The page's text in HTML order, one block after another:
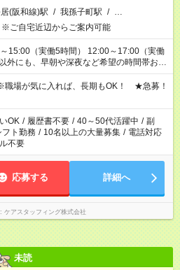
(阪和線)駅 / 我孫子町駅 / …
ご自宅近辺からご案内可能
15:00（実働5時間） 12:00～17:00（実働
担当からヒアリングもしますので、ご安
場が気に入れば、長期もOK！ ★急募！
OK / 履歴書不要 / 40～50代活躍中 / 副
フト勤務 / 10名以上の大量募集 / 電話対応
不要
応募する 詳細へ
ケアスタッフィング株式会社
未読